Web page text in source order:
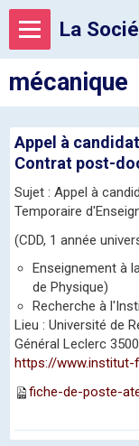
La
mécanique
Appel à
Contrat post-
Sujet : Appel à
Temporaire
(CDD, 1 année
Enseignement à
de Physique)
Recherche à
Lieu : Université de
Général Leclerc
https://
fiche-de-poste-